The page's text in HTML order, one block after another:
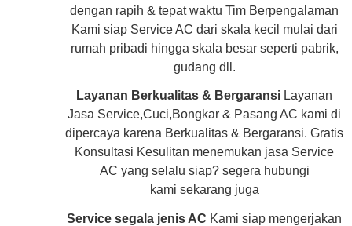
dengan rapih & tepat waktu Tim Berpengalaman
Kami siap Service AC dari skala kecil mulai dari
rumah pribadi hingga skala besar seperti pabrik,
gudang dll.
Layanan Berkualitas & Bergaransi Layanan
Jasa Service,Cuci,Bongkar & Pasang AC kami di
dipercaya karena Berkualitas & Bergaransi. Gratis
Konsultasi Kesulitan menemukan jasa Service
AC yang selalu siap? segera hubungi
kami sekarang juga
Service segala jenis AC Kami siap mengerjakan